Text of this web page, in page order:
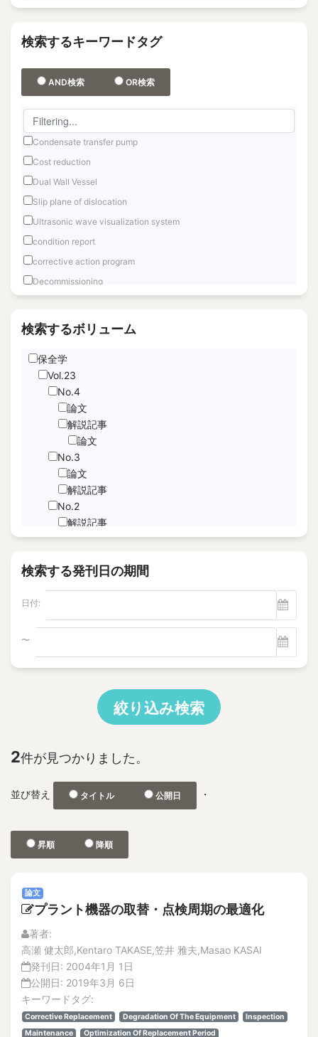
検索するキーワードタグ
AND検索 OR検索
Condensate transfer pump
Cost reduction
Dual Wall Vessel
Slip plane of dislocation
Ultrasonic wave visualization system
condition report
corrective action program
Decommissioning
Fuel Debris Retrieval
Hand Motion TracNing
immediate unfettered access
performance indicator
Sabotage Detection
Screening
Time-Series Data Analysis
サブドレン
パルスエコー法、電磁共鳴法
モニタリング
塩分除去
逆浸透膜
"Foaming Prediction AI System
3-D depth acquisition
304SS 316LSS Austenitic Steel
360-degree camera
3D nonlinear FEM
3D photographic measurement
3D shape test object
3DAP
a burnt trace
a concrete wall
A through hole for passing piping
A-FNS
Abnormal Behavior of Plant Parameters
検索するボリューム
保全学
Vol.23
No.4
論文
解説記事
論文
No.3
論文
解説記事
No.2
解説記事
特集記事
No.1
論文
Vol.22
No.3
特集記事
解説記事
No.1
No.2
論文
Vol.21
論文
No.2
論文
解説記事
特集記事
No.1
論文
検索する発刊日の期間
日付:
〜
絞り込み検索
2件が見つかりました。
並び替え タイトル 公開日 ・
昇順 降順
論文
プラント機器の取替・点検周期の最適化
著者:
高瀬 健太郎,Kentaro TAKASE,笠井 雅夫,Masao KASAI
発刊日: 2004年1月 1日
公開日: 2019年3月 6日
キーワードタグ:
Corrective Replacement Degradation Of The Equipment
Inspection
Maintenance
Optimization Of Replacement Period